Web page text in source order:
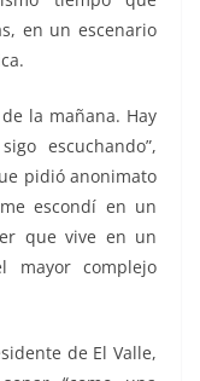
en un escenario
la mañana. Hay
escuchando”,
pidió anonimato
escondí en un
que vive en un
mayor complejo
de El Valle,